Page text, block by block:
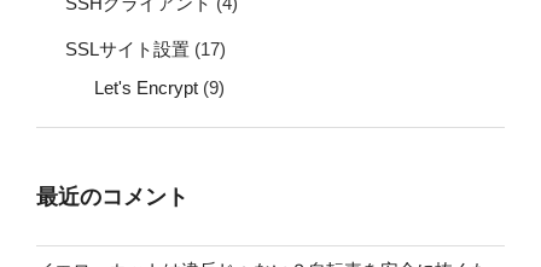
SSLサイト設置 (17)
Let's Encrypt (9)
最近のコメント